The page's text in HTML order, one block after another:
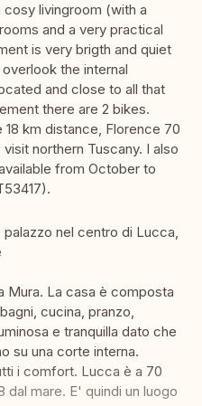
livingroom (with a
and a very practical
is very brigth and quiet
the internal
and close to all that
there are 2 bikes.
18 km distance, Florence 70
northern Tuscany. I also
from October to
nel centro di Lucca,
Mura. La casa è composta
cucina, pranzo,
e tranquilla dato che
su una corte interna.
i comfort. Lucca è a 70
dal mare. E' quindi un luogo